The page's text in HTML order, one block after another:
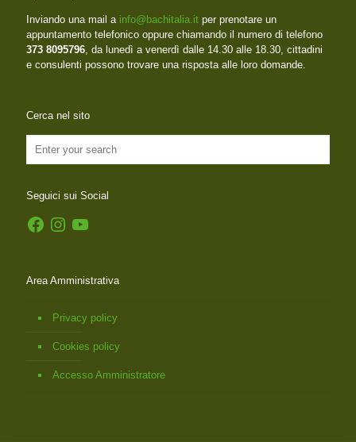
Inviando una mail a info@bachitalia.it per prenotare un
appuntamento telefonico oppure chiamando il numero di telefono
373 8095796 , da lunedì a venerdì dalle 14.30 alle 18.30, cittadini
e consulenti possono trovare una risposta alle loro domande.
Cerca nel sito
Seguici sui Social
FacebookInstagramYouTube
Area Amministrativa
Privacy policy
Cookies policy
Accesso Amministratore